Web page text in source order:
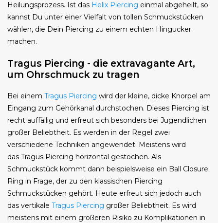
Heilungsprozess. Ist das Helix Piercing einmal abgeheilt, so
kannst Du unter einer Vielfalt von tollen Schmuckstücken
wählen, die Dein Piercing zu einem echten Hingucker
machen.
Tragus Piercing - die extravagante Art,
um Ohrschmuck zu tragen
Bei einem Tragus Piercing wird der kleine, dicke Knorpel am
Eingang zum Gehörkanal durchstochen. Dieses Piercing ist
recht auffällig und erfreut sich besonders bei Jugendlichen
großer Beliebtheit. Es werden in der Regel zwei
verschiedene Techniken angewendet. Meistens wird
das Tragus Piercing horizontal gestochen. Als
Schmuckstück kommt dann beispielsweise ein Ball Closure
Ring in Frage, der zu den klassischen Piercing
Schmuckstücken gehört. Heute erfreut sich jedoch auch
das vertikale Tragus Piercing großer Beliebtheit. Es wird
meistens mit einem größeren Risiko zu Komplikationen in